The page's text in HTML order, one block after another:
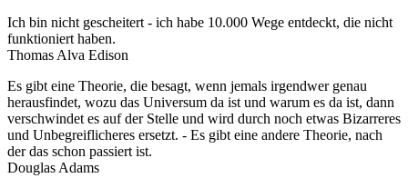
Ich bin nicht gescheitert - ich habe 10.000 Wege entdeckt, die nicht
funktioniert haben.
Thomas Alva Edison
Es gibt eine Theorie, die besagt, wenn jemals irgendwer genau
herausfindet, wozu das Universum da ist und warum es da ist, dann
verschwindet es auf der Stelle und wird durch noch etwas Bizarreres
und Unbegreiflicheres ersetzt. - Es gibt eine andere Theorie, nach
der das schon passiert ist.
Douglas Adams